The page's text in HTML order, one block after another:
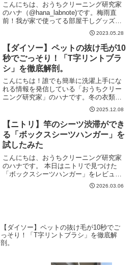
こんにちは、おうちクリーニング研究家
のハナ（@hana_labnote)です。梅雨直
前！我が家で使ってる部屋干しグッズの
中から「これはおすすめ」という物干し5
選を紹介します。完全部屋干し歴10年の
著者が実際に愛用して洗濯グッズです。
悩み多き...
2023.05.28
【ダイソー】ペットの抜け毛が10
秒でごっそり！「T字リントブラ
シ」を徹底解剖。
こんにちは！誰でも簡単に洗濯上手にな
れる情報を発信している「おうちクリー
ニング研究家」のハナです。冬の衣類、
お気に入りのニットやマフラーに「毛
玉」を見つけてテンションが下がった経
験はありませんか？あるいは、ペットと
暮らしている方なら、ソファ...
2025.12.08
【ニトリ】竿のシーツ渋滞ができ
る「ボックスシーツハンガー」を
試したみた
こんにちは、おうちクリーニング研究家
のハナです。 本日はニトリで見つけた
「ボックスシーツハンガー」をレビュー
します。「シーツを洗いたいけど、干す
場所がないから今日は子どもの分だ
2026.03.06
【ダイソー】ペットの抜け毛が10秒でご
っそり！「T字リントブラシ」を徹底解
剖。